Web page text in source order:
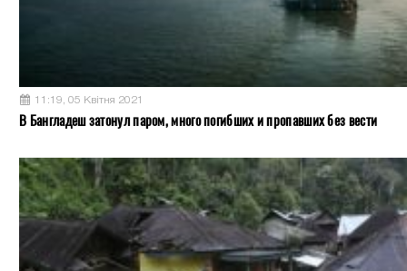
11:19, 05 Квітня 2021
В Бангладеш затонул паром, много погибших и пропавших без вести